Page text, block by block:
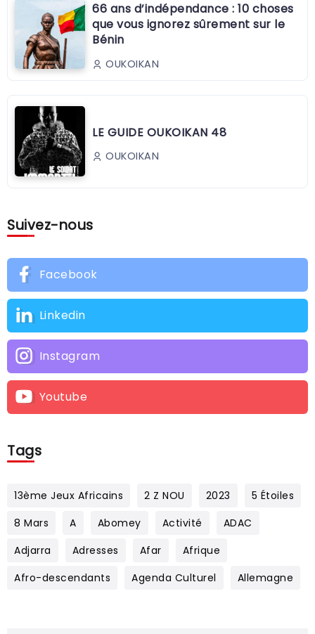
66 ans d’indépendance : 10 choses
que vous ignorez sûrement sur le
Bénin
OUKOIKAN
LE GUIDE OUKOIKAN 48
OUKOIKAN
Suivez-nous
Facebook
Linkedin
Instagram
Youtube
Tags
13ème Jeux Africains 2 Z NOU 2023
5 Étoiles
8 Mars
A Abomey Activité
ADAC
Adjarra
Adresses Afar
Afrique
Afro-descendants
Agenda Culturel Allemagne